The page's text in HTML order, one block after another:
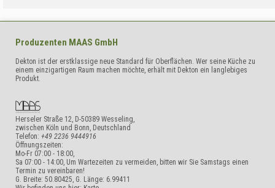
Produzenten MAAS GmbH
Dekton ist der erstklassige neue Standard für Oberflächen. Wer seine Küche zu
einem einzigartigen Raum machen möchte, erhält mit Dekton ein langlebiges
Produkt.
Herseler Straße 12, D-50389 Wesseling,
zwischen Köln und Bonn, Deutschland
Telefon: +49 2236 9444916
Öffnungszeiten:
Mo-Fr 07:00 - 18:00,
Sa 07:00 - 14:00, Um Wartezeiten zu vermeiden, bitten wir Sie Samstags einen
Termin zu vereinbaren!
G. Breite: 50.80425, G. Länge: 6.99411